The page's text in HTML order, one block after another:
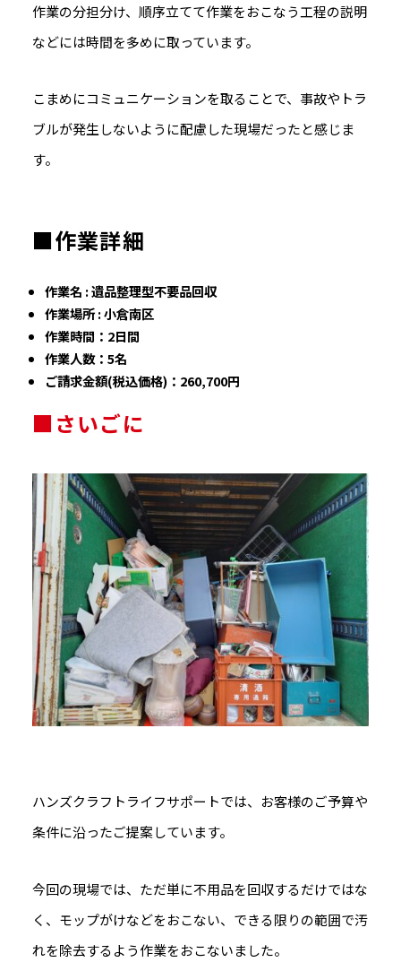
作業の分担分け、順序立てて作業をおこなう工程の説明
などには時間を多めに取っています。
こまめにコミュニケーションを取ることで、事故やトラ
ブルが発生しないように配慮した現場だったと感じま
す。
■作業詳細
作業名 : 遺品整理型不要品回収
作業場所 : 小倉南区
作業時間：2日間
作業人数：5名
ご請求金額(税込価格)：260,700円
■さいごに
ハンズクラフトライフサポートでは、お客様のご予算や
条件に沿ったご提案しています。
今回の現場では、ただ単に不用品を回収するだけではな
く、モップがけなどをおこない、できる限りの範囲で汚
れを除去するよう作業をおこないました。